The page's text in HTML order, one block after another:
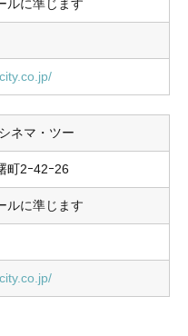
ルに準じます
ネマ・ツー
町2ｰ42ｰ26
ルに準じます